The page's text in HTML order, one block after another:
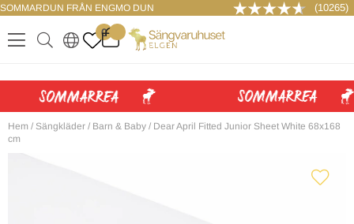
SOMMARDUN FRÅN ENGMO DUN (10265)
.
0
. ..
LOGGA IN
Hem / Sängkläder / Barn & Baby / Dear April Fitted Junior Sheet White 68x168
cm